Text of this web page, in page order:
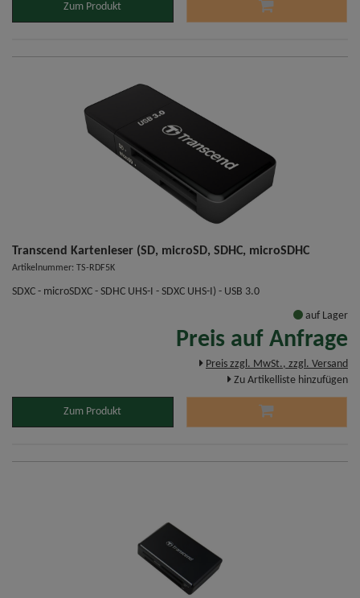
Zum Produkt
Transcend Kartenleser (SD, microSD, SDHC, microSDHC
Artikelnummer: TS-RDF5K
SDXC - microSDXC - SDHC UHS-I - SDXC UHS-I) - USB 3.0
auf Lager
Preis auf Anfrage
Preis zzgl. MwSt., zzgl. Versand
Zu Artikelliste hinzufügen
Zum Produkt